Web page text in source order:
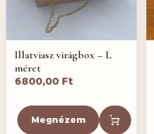
Illatviasz virágbox – L
méret
6800,00 Ft
Megnézem